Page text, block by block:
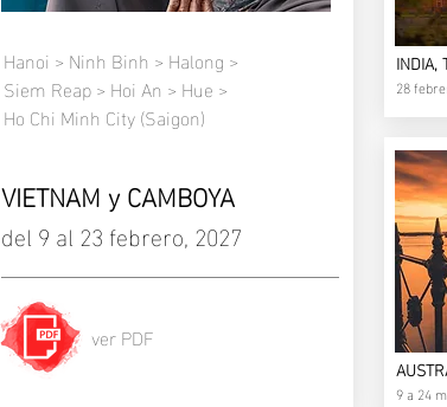
Hanoi > Ninh Binh > Halong >
Siem Reap > Hoi An > Hue >
Ho Chi Minh City (Saigon)
VIETNAM y CAMBOYA
del 9 al 23 febrero, 2027
ver PDF
28
9 a 24